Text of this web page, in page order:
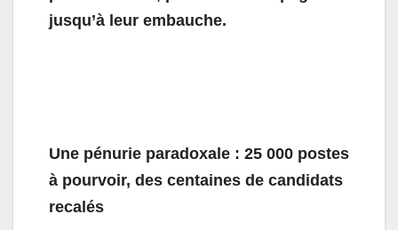
jusqu’à leur embauche.
Une pénurie paradoxale : 25 000 postes
à pourvoir, des centaines de candidats
recalés